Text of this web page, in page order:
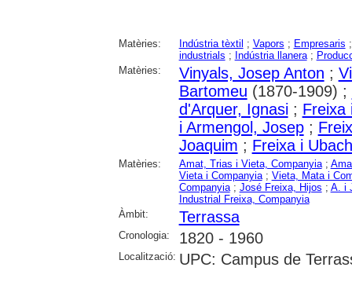
Matèries: Indústria tèxtil ; Vapors ; Empresaris
industrials ; Indústria llanera;
Matèries:
Vinyals, Josep Anton ;
Bartomeu (1870-1909) ;
d'Arquer, Ignasi; Freixa
i Armengol, Josep;
Joaquim ; Freixa i
Matèries: Amat, Trias i Vieta, Companyia;
Vieta i Companyia; Vieta, Mata i
Companyia; José Freixa, Hijos ; A. i
Industrial Freixa, Companyia
Àmbit:
Terrassa
Cronologia: 1820 - 1960
Localització: UPC: Campus de